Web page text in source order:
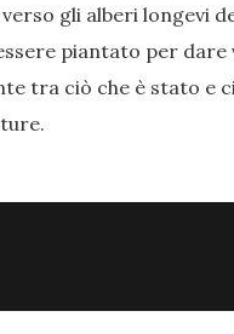
gli alberi longevi
piantato per
tra ciò che è stato e